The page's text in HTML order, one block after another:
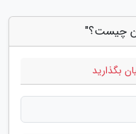
چیست؟"
بگذارید